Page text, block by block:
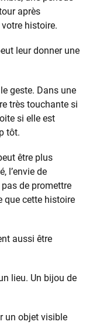
après
histoire.
leur donner une
geste. Dans une
très touchante si
si elle est
tôt.
être plus
l’envie de
de promettre
que cette histoire
aussi être
lieu. Un bijou de
un objet visible